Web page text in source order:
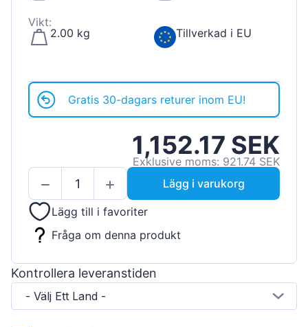
Vikt:
2.00 kg
Tillverkad i EU
Gratis 30-dagars returer inom EU!
1,152.17 SEK
Exklusive moms: 921.74 SEK
Lägg i varukorg
Lägg till i favoriter
Fråga om denna produkt
Kontrollera leveranstiden
- Välj Ett Land -